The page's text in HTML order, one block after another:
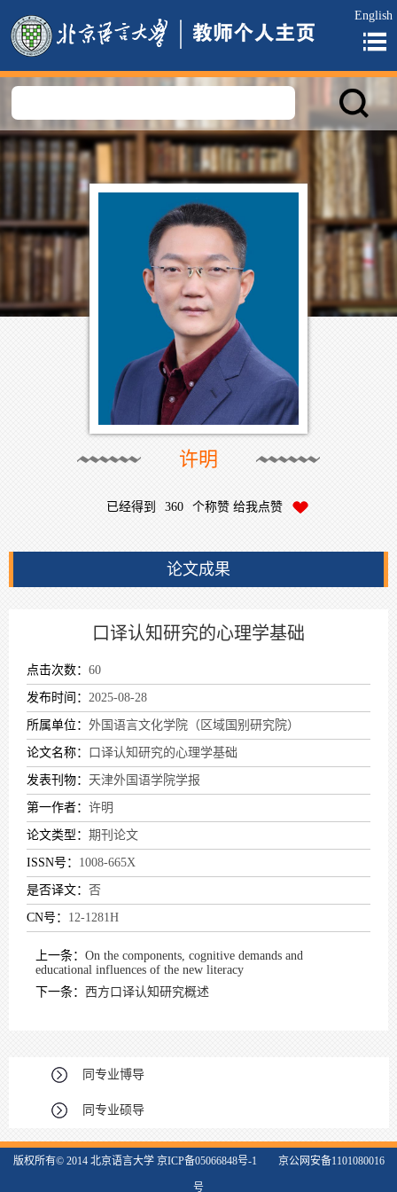
English
许明
已经得到 360 个称赞 给我点赞
论文成果
口译认知研究的心理学基础
点击次数： 60
发布时间： 2025-08-28
所属单位： 外国语言文化学院（区域国别研究院）
论文名称： 口译认知研究的心理学基础
发表刊物： 天津外国语学院学报
第一作者： 许明
论文类型： 期刊论文
ISSN号： 1008-665X
是否译文： 否
CN号： 12-1281H
上一条： On the components, cognitive demands and
educational influences of the new literacy
下一条： 西方口译认知研究概述
同专业博导
同专业硕导
版权所有© 2014 北京语言大学 京ICP备05066848号-1 京公网安备1101080016
号